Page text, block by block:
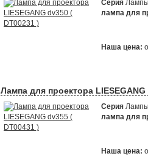
Серия
лампа для
Наша цена:
Лампа для проектора
Серия
лампа для
Наша цена: